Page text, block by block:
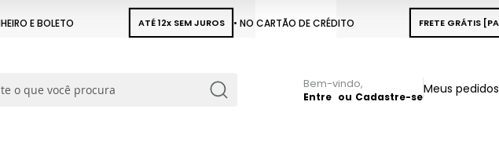
E BOLETO ATÉ 12x SEM JUROS • NO CARTÃO DE CRÉDITO FRETE GRÁTIS
Meus pedidos
Pular
para
Entre Cadastre-se